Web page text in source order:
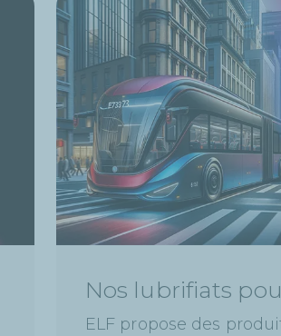
Nos lubrifiats
ELF propose des